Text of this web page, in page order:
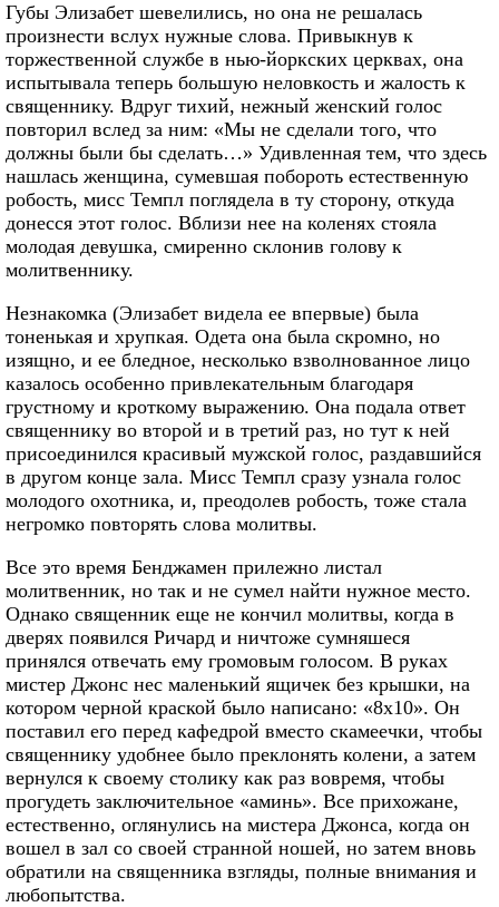
Губы Элизабет шевелились, но она не решалась
произнести вслух нужные слова. Привыкнув к
торжественной службе в нью-йоркских церквах, она
испытывала теперь большую неловкость и жалость к
священнику. Вдруг тихий, нежный женский голос
повторил вслед за ним: «Мы не сделали того, что
должны были бы сделать…» Удивленная тем, что здесь
нашлась женщина, сумевшая побороть естественную
робость, мисс Темпл поглядела в ту сторону, откуда
донесся этот голос. Вблизи нее на коленях стояла
молодая девушка, смиренно склонив голову к
молитвеннику.
Незнакомка (Элизабет видела ее впервые) была
тоненькая и хрупкая. Одета она была скромно, но
изящно, и ее бледное, несколько взволнованное лицо
казалось особенно привлекательным благодаря
грустному и кроткому выражению. Она подала ответ
священнику во второй и в третий раз, но тут к ней
присоединился красивый мужской голос, раздавшийся
в другом конце зала. Мисс Темпл сразу узнала голос
молодого охотника, и, преодолев робость, тоже стала
негромко повторять слова молитвы.
Все это время Бенджамен прилежно листал
молитвенник, но так и не сумел найти нужное место.
Однако священник еще не кончил молитвы, когда в
дверях появился Ричард и ничтоже сумняшеся
принялся отвечать ему громовым голосом. В руках
мистер Джонс нес маленький ящичек без крышки, на
котором черной краской было написано: «8х10». Он
поставил его перед кафедрой вместо скамеечки, чтобы
священнику удобнее было преклонять колени, а затем
вернулся к своему столику как раз вовремя, чтобы
прогудеть заключительное «аминь». Все прихожане,
естественно, оглянулись на мистера Джонса, когда он
вошел в зал со своей странной ношей, но затем вновь
обратили на священника взгляды, полные внимания и
любопытства.